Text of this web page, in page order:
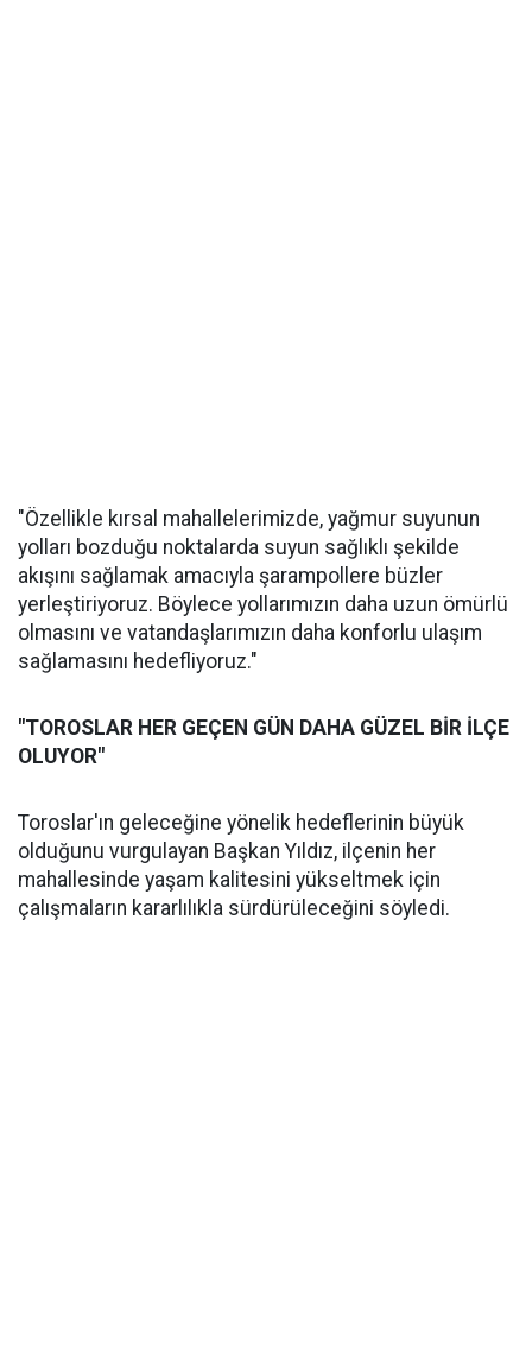
"Özellikle kırsal mahallelerimizde, yağmur suyunun
yolları bozduğu noktalarda suyun sağlıklı şekilde
akışını sağlamak amacıyla şarampollere büzler
yerleştiriyoruz. Böylece yollarımızın daha uzun ömürlü
olmasını ve vatandaşlarımızın daha konforlu ulaşım
sağlamasını hedefliyoruz."
"TOROSLAR HER GEÇEN GÜN DAHA GÜZEL BİR İLÇE
OLUYOR"
Toroslar'ın geleceğine yönelik hedeflerinin büyük
olduğunu vurgulayan Başkan Yıldız, ilçenin her
mahallesinde yaşam kalitesini yükseltmek için
çalışmaların kararlılıkla sürdürüleceğini söyledi.